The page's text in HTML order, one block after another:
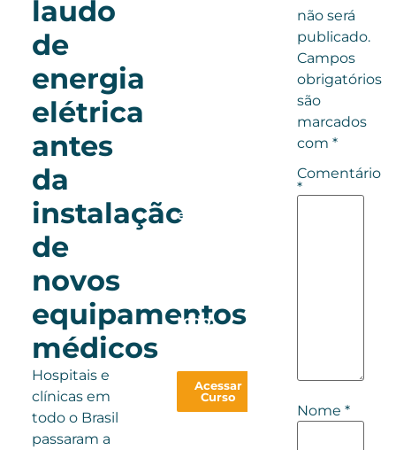
laudo
de
energia
elétrica
antes
da
instalação
de
novos
equipamentos
médicos
Hospitais e
clínicas em
todo o Brasil
passaram a
e
todo
Acessar
Curso
não será
publicado.
Campos
obrigatórios
são
marcados
com*
Comentário
*
Nome*